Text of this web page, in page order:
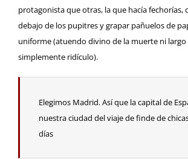
protagonista que otras, la que hacía fechorías,
debajo de los pupitres y grapar pañuelos de
uniforme (atuendo divino de la muerte ni
simplemente ridículo).
Elegimos Madrid. Así que la capital de
nuestra ciudad del viaje de finde de
días